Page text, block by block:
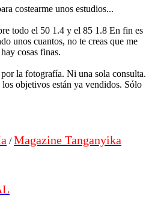
costearme unos estudios...
todo el 50 1.4 y el 85 1.8 En fin es
unos cuantos, no te creas que me
cosas finas.
la fotografía. Ni una sola consulta.
objetivos están ya vendidos. Sólo
/Magazine Tanganyika